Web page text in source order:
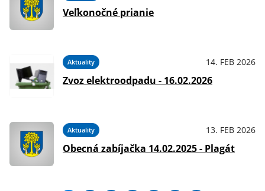
Veľkonočné prianie
Aktuality 14. FEB 2026
Zvoz elektroodpadu - 16.02.2026
Aktuality 13. FEB 2026
Obecná zabíjačka 14.02.2025 - Plagát